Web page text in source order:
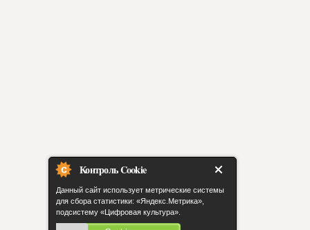
Контроль Cookie
Данный сайт использует метрические системы
для сбора статистики: «Яндекс.Метрика»,
подсистему «Цифровая культура».